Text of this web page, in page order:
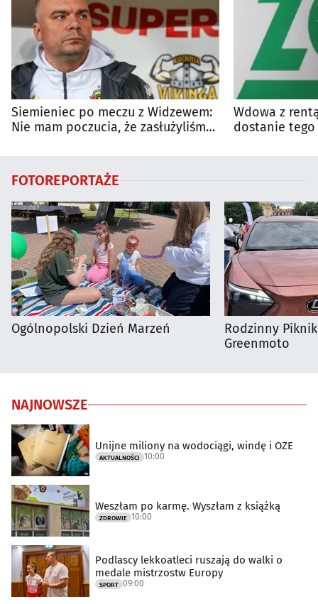
Siemieniec po meczu z Widzewem:
Nie mam poczucia, że zasłużyliśmy
Wdowa z
dostanie tego
FOTOREPORTAŻE
Ogólnopolski Dzień Marzeń
Rodzinny
Greenmoto
NAJNOWSZE
Unijne miliony na wodociągi, windę i OZE
AKTUALNOŚCI 10:00
Weszłam po karmę. Wyszłam z książką
ZDROWIE 10:00
Podlascy lekkoatleci ruszają do walki o
medale mistrzostw Europy
SPORT 09:00